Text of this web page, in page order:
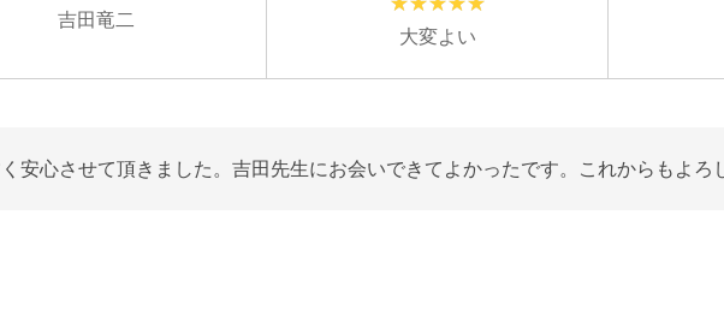
吉田竜二
大変よい
安心させて頂きました。吉田先生にお会いできてよかったです。これからもよろ